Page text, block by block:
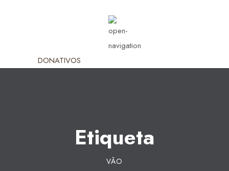
DONATIVOS
Etiqueta
VÃO